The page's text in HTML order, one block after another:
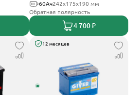
242x175x190 мм
60Ач
Обратная полярность
4 700 ₽
12 месяцев